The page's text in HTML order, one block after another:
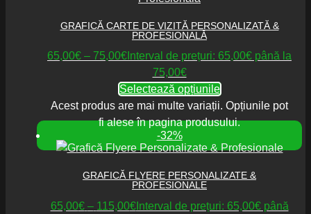
GRAFICĂ CARTE DE VIZITĂ PERSONALIZATĂ &
PROFESIONALĂ
65,00€ – 75,00€ Interval de prețuri: 65,00€ până la
75,00€
Selectează opțiunile
Acest produs are mai multe variații. Opțiunile pot
fi alese în pagina produsului.
-32%
GRAFICĂ FLYERE PERSONALIZATE &
PROFESIONALE
65,00€ – 115,00€Interval de prețuri: 65,00€ până